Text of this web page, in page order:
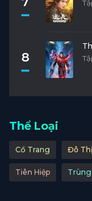
8
Thể Loại
Cổ Trang Đô Thị
Tiên Hiệp Trùng